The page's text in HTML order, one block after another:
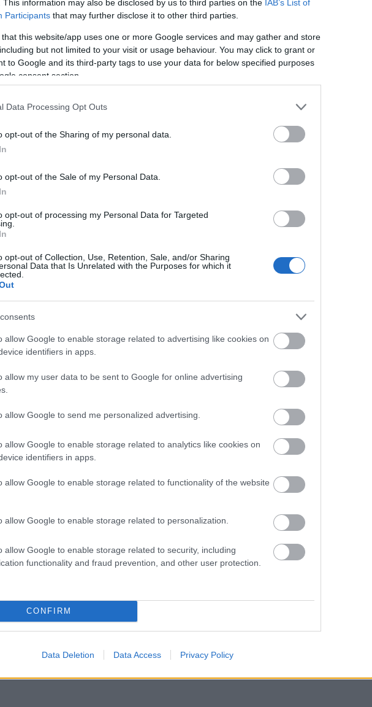
This information may also be disclosed by us to third parties on the IAB’s List of
Participants that may further disclose it to other third parties.
that this website/app uses one or more Google services and may gather and store
but not limited to your visit or usage behaviour. You may click to grant or
to Google and its third-party tags to use your data for below specified purposes
consent section.
Data Processing Opt Outs
opt-out of the Sharing of my personal data.
opt-out of the Sale of my Personal Data.
opt-out of processing my Personal Data for Targeted
opt-out of Collection, Use, Retention, Sale, and/or Sharing
Data that Is Unrelated with the Purposes for which it
allow Google to enable storage related to advertising like cookies on
identifiers in apps.
allow my user data to be sent to Google for online advertising
allow Google to send me personalized advertising.
allow Google to enable storage related to analytics like cookies on
identifiers in apps.
allow Google to enable storage related to functionality of the website
allow Google to enable storage related to personalization.
allow Google to enable storage related to security, including
functionality and fraud prevention, and other user protection.
CONFIRM
Data Deletion Data Access Privacy Policy